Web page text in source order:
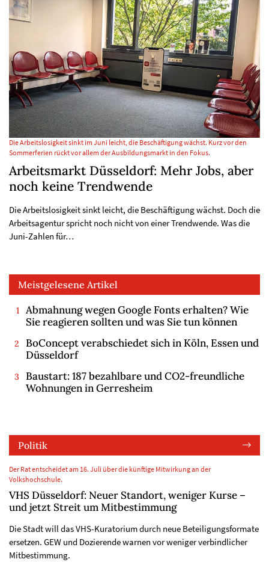
Die Arbeitslosigkeit sinkt im Juni leicht, die Beschäftigung wächst. Kurz vor den
Sommerferien rückt vor allem der Ausbildungsmarkt in den Fokus.
Arbeitsmarkt Düsseldorf: Mehr Jobs, aber
noch keine Trendwende
Die Arbeitslosigkeit sinkt leicht, die Beschäftigung wächst. Doch die
Arbeitsagentur spricht noch nicht von einer Trendwende. Was die
Juni-Zahlen für…
Meistgelesene Artikel
Abmahnung wegen Google Fonts erhalten? Wie
Sie reagieren sollten und was Sie tun können
BoConcept verabschiedet sich in Köln, Essen und
Düsseldorf
Baustart: 187 bezahlbare und CO2-freundliche
Wohnungen in Gerresheim
Politik
Der Rat entscheidet am 16. Juli über die künftige Mitwirkung an der
Volkshochschule.
VHS Düsseldorf: Neuer Standort, weniger Kurse –
und jetzt Streit um Mitbestimmung
Die Stadt will das VHS-Kuratorium durch neue Beteiligungsformate
ersetzen. GEW und Dozierende warnen vor weniger verbindlicher
Mitbestimmung.